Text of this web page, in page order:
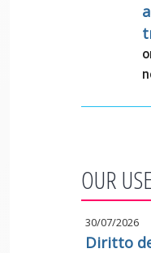
OUR
30/07/2026
Diritto